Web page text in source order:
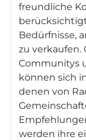
freundliche
Bedürfnisse,
zu verkaufen.
Communitys
können sich
denen von
werden ihre